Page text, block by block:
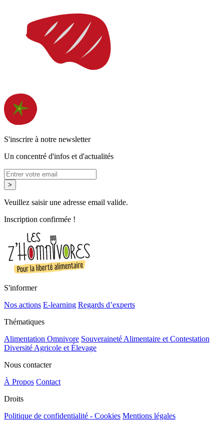
S'inscrire à notre newsletter
Un concentré d'infos et d'actualités
>
Veuillez saisir une adresse email valide.
Inscription confirmée !
S'informer
Nos actions E-learning Regards d’experts
Thématiques
Alimentation Omnivore Souveraineté Alimentaire et Contestation
Diversité Agricole et Élevage
Nous contacter
À Propos Contact
Droits
Politique de confidentialité - Cookies Mentions légales